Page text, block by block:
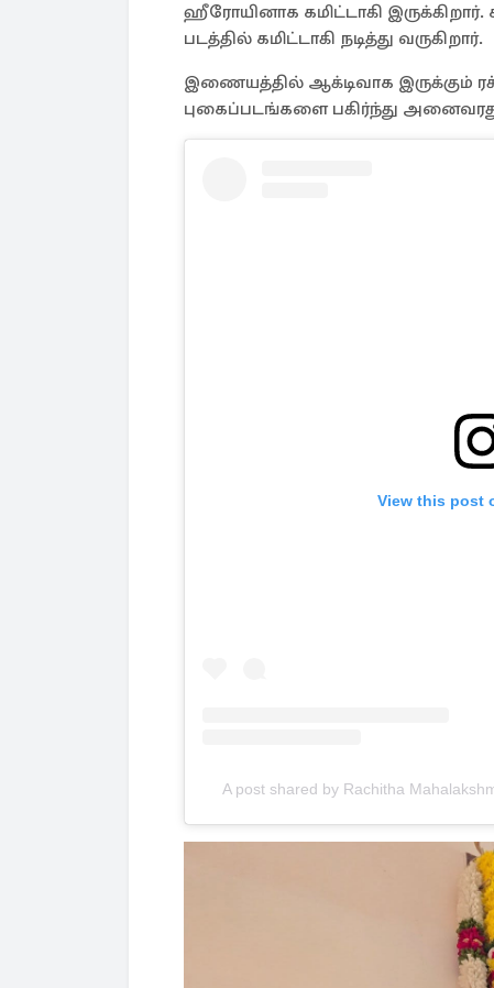
ஹீரோயினாக கமிட்டாகி இருக்கிறார்.
படத்தில் கமிட்டாகி நடித்து வருகிறார்.
இணையத்தில் ஆக்டிவாக இருக்கும்
புகைப்படங்களை பகிர்ந்து
View this post
A post shared by Rachitha